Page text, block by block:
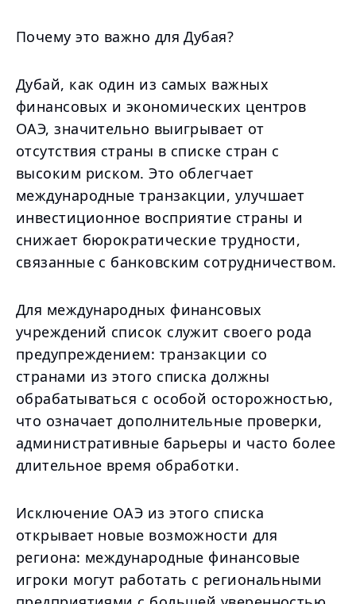
Почему это важно для Дубая?
Дубай, как один из самых важных
финансовых и экономических центров
ОАЭ, значительно выигрывает от
отсутствия страны в списке стран с
высоким риском. Это облегчает
международные транзакции, улучшает
инвестиционное восприятие страны и
снижает бюрократические трудности,
связанные с банковским сотрудничеством.
Для международных финансовых
учреждений список служит своего рода
предупреждением: транзакции со
странами из этого списка должны
обрабатываться с особой осторожностью,
что означает дополнительные проверки,
административные барьеры и часто более
длительное время обработки.
Исключение ОАЭ из этого списка
открывает новые возможности для
региона: международные финансовые
игроки могут работать с региональными